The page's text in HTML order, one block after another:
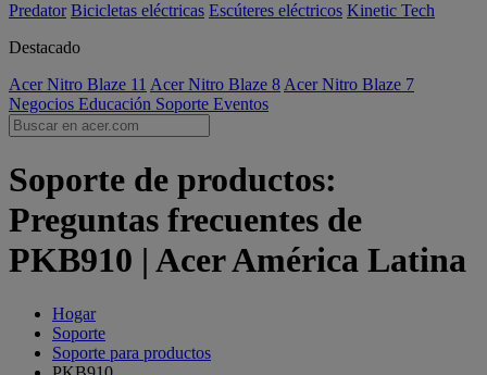
Predator Bicicletas eléctricas Escúteres eléctricos Kinetic Tech
Destacado
Acer Nitro Blaze 11 Acer Nitro Blaze 8 Acer Nitro Blaze 7
Negocios Educación Soporte Eventos
Soporte de productos:
Preguntas frecuentes de
PKB910 | Acer América Latina
Hogar
Soporte
Soporte para productos